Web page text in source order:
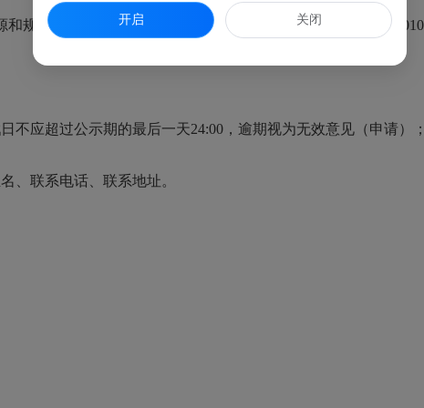
规划局办公地点：闽侯县滨江商务中心C楼5-6层，邮编：
应超过公示期的最后一天24:00，逾期视为无效意见（申请）
联系电话、联系地址。
开启 关闭